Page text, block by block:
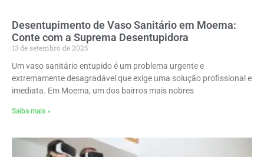
Desentupimento de Vaso Sanitário em Moema:
Conte com a Suprema Desentupidora
13 de setembro de 2025
Um vaso sanitário entupido é um problema urgente e
extremamente desagradável que exige uma solução profissional e
imediata. Em Moema, um dos bairros mais nobres
Saiba mais »